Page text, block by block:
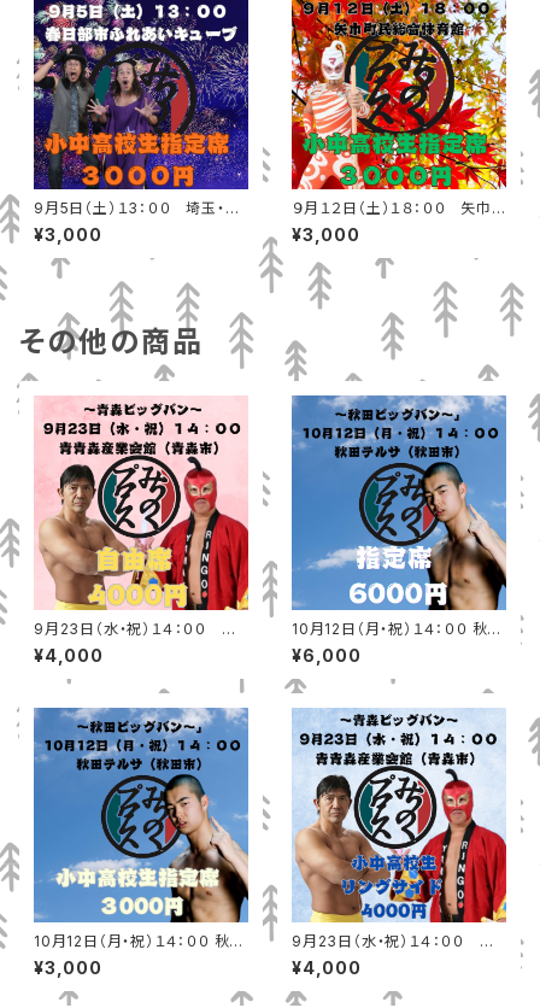
9月5日（土）１3：００ 埼玉・春
日部市ふれあいキューブ 小中高
校生指定席
¥3,000
９月１２日（土）１８：００ 矢巾
町民総合体育館 小中高校生指
定席
¥3,000
その他の商品
9月23日（水・祝）１４：００ 青
森産業会館（青森市） 一般自由
席
¥4,000
10月12日（月・祝）１４：００ 秋田
テルサ（秋田市）指定席
¥6,000
10月12日（月・祝）１４：００ 秋田
テルサ（秋田市）小中高校生指定
席
¥3,000
9月23日（水・祝）１４：００ 青
森産業会館（青森市）小中高校
生リングサイド
¥4,000